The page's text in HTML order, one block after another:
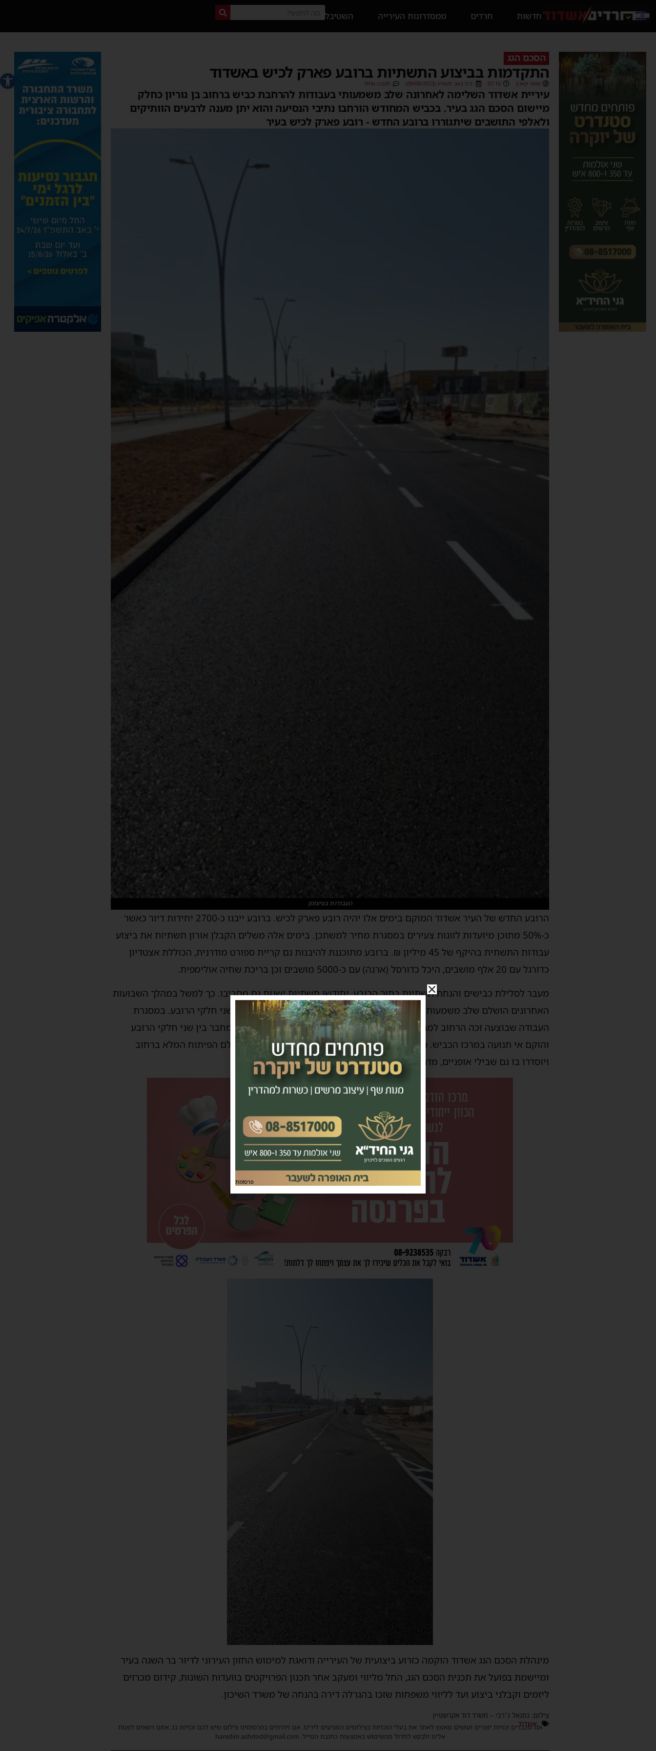
פתח
חדשות חרדים ממסדרונות העירייה השטיבל
הסכם הגג
התקדמות בביצוע התשתיות ברובע פארק לכיש באשדוד
משה קאהן 07:16 כ״ב באב תשפ״ג (09/08/2023) תגובה אחת
עיריית אשדוד השלימה לאחרונה שלב משמעותי בעבודות להרחבת כביש ברחוב בן גוריון כחלק
מיישום הסכם הגג בעיר. בכביש המחודש הורחבו נתיבי הנסיעה והוא יתן מענה לרבעים הוותיקים
ולאלפי התושבים שיתגוררו ברובע החדש - רובע פארק לכיש בעיר
העבודות בעיצומן
הרובע החדש של העיר אשדוד המוקם בימים אלו יהיה רובע פארק לכיש. ברובע ייבנו כ-2700 יחידות דיור כאשר
כ-50% מתוכן מיועדות לזוגות צעירים במסגרת מחיר למשתכן. בימים אלה משלים הקבלן אורון תשתיות את ביצוע
עבודות התשתית בהיקף של 45 מיליון ₪. ברובע מתוכננת להיבנות גם קריית ספורט מודרנית, הכוללת אצטדיון
כדורגל עם 20 אלף מושבים, היכל כדורסל (ארנה) עם כ-5000 מושבים וכן בריכת שחיה אולימפית.
מעבר לסלילת כבישים והנחת תשתיות בתוך הרובע, יחודשו תשתיות ישנות גם מסביבו. כך למשל במהלך השבועות
האחרונים הושלם שלב משמעותי בהרחבת הכביש בשדרות בן גוריון, אשר עובר בין שני חלקי הרובע. במסגרת
העבודה שבוצעה זכה הרחוב למתיחת פנים משמעותית בכך שהוא הותאם לכביש המחבר בין שני חלקי הרובע
והוקם אי תנועה במרכז הכביש. כמו כן, בשלב זה הוסדרו מדרכות זמניות ובעתיד יושלם הפיתוח המלא ברחוב
ויוסדרו בו גם שבילי אופניים, מדרכות רחבות, אזורי גינון ורחבות לישיבה.
מינהלת הסכם הגג אשדוד הוקמה כזרוע ביצועית של העירייה ודואגת למימוש החזון העירוני לדיור בר השגה בעיר
ומיישמת בפועל את תכנית הסכם הגג, החל מליווי ומעקב אחר תכנון הפרויקטים בוועדות השונות, קידום מכרזים
ליזמים וקבלני ביצוע ועד לליווי משפחות שזכו בהגרלה דירה בהנחה של משרד השיכון.
צילום: נתנאל ג׳רבי – משרד דוד אקרשטיין
אשדוד
אנו מכבדים זכויות יוצרים ועושים מאמץ לאתר את בעלי הזכויות בצילומים המגיעים לידינו. אם זיהיתים בפרסומינו צילום שיש לכם זכויות בו, אתם רשאים לפנות
אלינו ולבקש לחדול מהשימוש באמצעות כתובת המייל: haredim.ashdod@gmail.com
פרסומת